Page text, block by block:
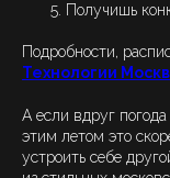
Получишь
Подробности,
Технологии
А если вдруг
этим летом это
устроить себе